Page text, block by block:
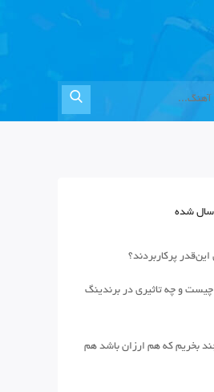
شده
پرکاربردند؟
و چه تاثیری در برندینگ
بخریم که هم ارزان باشد هم